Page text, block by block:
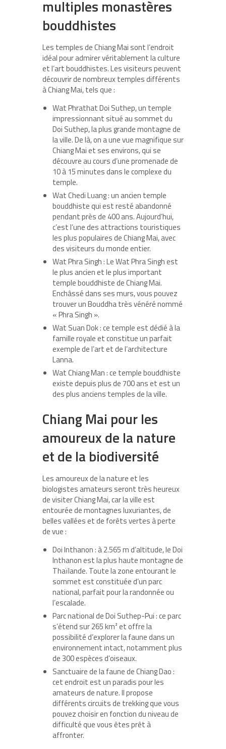
multiples monastères
bouddhistes
Les temples de Chiang Mai sont l’endroit
idéal pour admirer véritablement la culture
et l’art bouddhistes. Les visiteurs peuvent
découvrir de nombreux temples différents
à Chiang Mai, tels que :
Wat Phrathat Doi Suthep, un temple
impressionnant situé au sommet du
Doi Suthep, la plus grande montagne de
la ville. De là, on a une vue magnifique sur
Chiang Mai et ses environs, qui se
découvre au cours d’une promenade de
10 à 15 minutes dans le complexe du
temple.
Wat Chedi Luang : un ancien temple
bouddhiste qui est resté abandonné
pendant près de 400 ans. Aujourd’hui,
c’est l’une des attractions touristiques
les plus populaires de Chiang Mai, avec
des visiteurs du monde entier.
Wat Phra Singh : Le Wat Phra Singh est
le plus ancien et le plus important
temple bouddhiste de Chiang Mai.
Enchâssé dans ses murs, vous pouvez
trouver un Bouddha très vénéré nommé
« Phra Singh ».
Wat Suan Dok : ce temple est dédié à la
famille royale et constitue un parfait
exemple de l’art et de l’architecture
Lanna.
Wat Chiang Man : ce temple bouddhiste
existe depuis plus de 700 ans et est un
des plus anciens temples de la ville.
Chiang Mai pour les
amoureux de la nature
et de la biodiversité
Les amoureux de la nature et les
biologistes amateurs seront très heureux
de visiter Chiang Mai, car la ville est
entourée de montagnes luxuriantes, de
belles vallées et de forêts vertes à perte
de vue :
Doi Inthanon : à 2.565 m d’altitude, le Doi
Inthanon est la plus haute montagne de
Thaïlande. Toute la zone entourant le
sommet est constituée d’un parc
national, parfait pour la randonnée ou
l’escalade.
Parc national de Doi Suthep-Pui : ce parc
s’étend sur 265 km² et offre la
possibilité d’explorer la faune dans un
environnement intact, notamment plus
de 300 espèces d’oiseaux.
Sanctuaire de la faune de Chiang Dao :
cet endroit est un paradis pour les
amateurs de nature. Il propose
différents circuits de trekking que vous
pouvez choisir en fonction du niveau de
difficulté que vous êtes prêt à
affronter.